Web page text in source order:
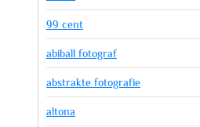
99 cent
abiball fotograf
abstrakte fotografie
altona